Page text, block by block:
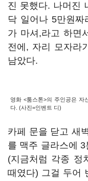
진 못했다. 나머진
닥 일어나 5만원
가 마셔,라고 하면
전에, 자리 모자라
남았다.
영화 <툼스톤>의 주인공은 자
다. (사진=인벤트 디)
카페 문을 닫고 새
를 맥주 글라스에
(지금처럼 각종 정
때였다) 그걸 두어